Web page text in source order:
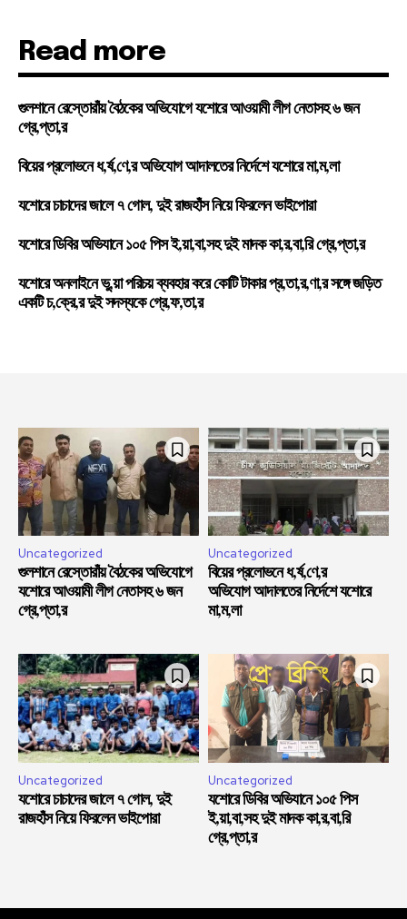
Read more
গুলশানে রেস্তোরাঁয় বৈঠকের অভিযোগে যশোরে আওয়ামী লীগ নেতাসহ ৬ জন
গ্রে,প্তা,র
বিয়ের প্রলোভনে ধ,র্ষ,ণে,র অভিযোগ আদালতের নির্দেশে যশোরে মা,ম,লা
যশোরে চাচাদের জালে ৭ গোল, দুই রাজহাঁস নিয়ে ফিরলেন ভাইপোরা
যশোরে ডিবির অভিযানে ১০৫ পিস ই,য়া,বা,সহ দুই মাদক কা,র,বা,রি গ্রে,প্তা,র
যশোরে অনলাইনে ভু,য়া পরিচয় ব্যবহার করে কোটি টাকার প্র,তা,র,ণা,র সঙ্গে জড়িত
একটি চ,ক্রে,র দুই সদস্যকে গ্রে,ফ,তা,র
Uncategorized
গুলশানে রেস্তোরাঁয় বৈঠকের অভিযোগে
যশোরে আওয়ামী লীগ নেতাসহ ৬ জন
গ্রে,প্তা,র
Uncategorized
বিয়ের প্রলোভনে ধ,র্ষ,ণে,র
অভিযোগ আদালতের নির্দেশে যশোরে
মা,ম,লা
Uncategorized
যশোরে চাচাদের জালে ৭ গোল, দুই
রাজহাঁস নিয়ে ফিরলেন ভাইপোরা
Uncategorized
যশোরে ডিবির অভিযানে ১০৫ পিস
ই,য়া,বা,সহ দুই মাদক কা,র,বা,রি
গ্রে,প্তা,র